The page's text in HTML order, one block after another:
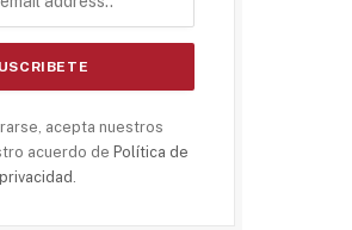
acepta nuestros
acuerdo de Política de
privacidad